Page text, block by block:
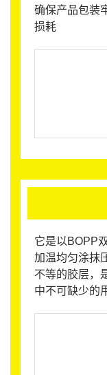
确保产品包装
损耗
它是以BOPP
加温均匀涂抹
不等的胶层，
中不可缺少的